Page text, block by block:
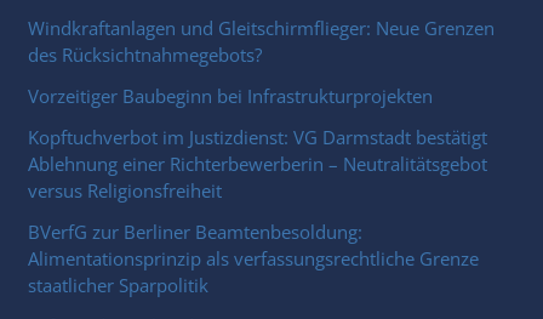
Windkraftanlagen und Gleitschirmflieger: Neue Grenzen
des Rücksichtnahmegebots?
Vorzeitiger Baubeginn bei Infrastrukturprojekten
Kopftuchverbot im Justizdienst: VG Darmstadt bestätigt
Ablehnung einer Richterbewerberin – Neutralitätsgebot
versus Religionsfreiheit
BVerfG zur Berliner Beamtenbesoldung:
Alimentationsprinzip als verfassungsrechtliche Grenze
staatlicher Sparpolitik